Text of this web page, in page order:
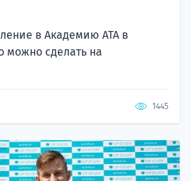
в Академию ATA в
можно сделать на
1445